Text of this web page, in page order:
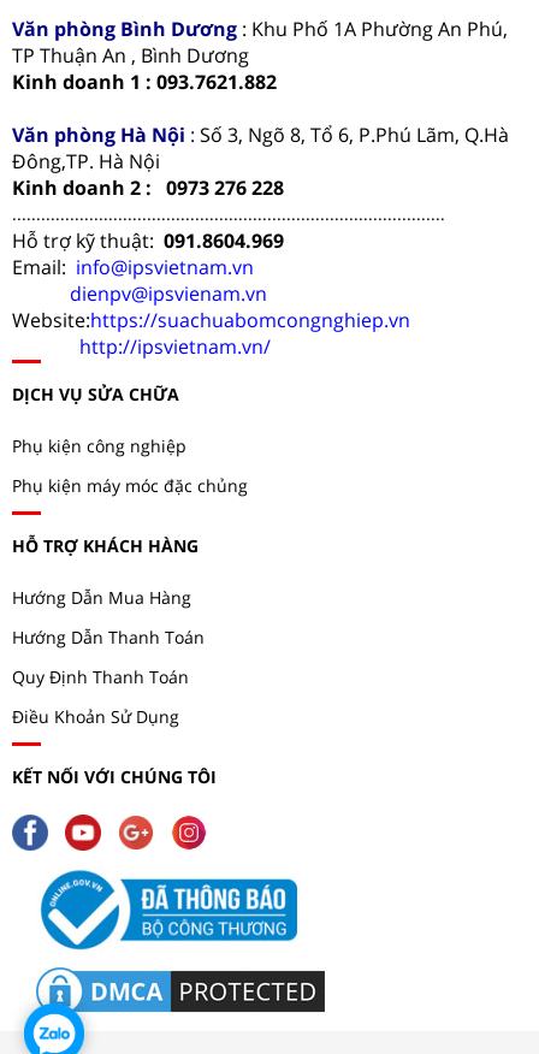
Văn phòng Bình Dương : Khu Phố 1A Phường An Phú,
TP Thuận An , Bình Dương
Kinh doanh 1 : 093.7621.882
Văn phòng Hà Nội : Số 3, Ngõ 8, Tổ 6, P.Phú Lãm, Q.Hà
Đông,TP. Hà Nội
Kinh doanh 2 : 0973 276 228
..........................................................................................
Hỗ trợ kỹ thuật: 091.8604.969
Email: info@ipsvietnam.vn
dienpv@ipsvienam.vn
Website:https://suachuabomcongnghiep.vn
http://ipsvietnam.vn/
DỊCH VỤ SỬA CHỮA
Phụ kiện công nghiệp
Phụ kiện máy móc đặc chủng
HỖ TRỢ KHÁCH HÀNG
Hướng Dẫn Mua Hàng
Hướng Dẫn Thanh Toán
Quy Định Thanh Toán
Điều Khoản Sử Dụng
KẾT NỐI VỚI CHÚNG TÔI